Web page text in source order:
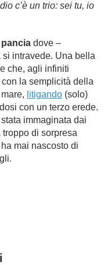
c’è un trio: sei tu, io
dove –
si intravede. Una bella
che, agli infiniti
la semplicità della
litigando (solo)
con un terzo erede.
immaginata dai
di sorpresa
mai nascosto di